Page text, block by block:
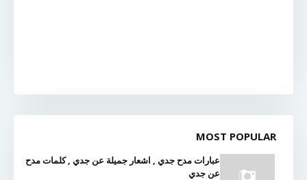
MOST POPULAR
عبارات مدح جدي , اشعار جميلة عن جدي , كلمات مدح
عن جدي